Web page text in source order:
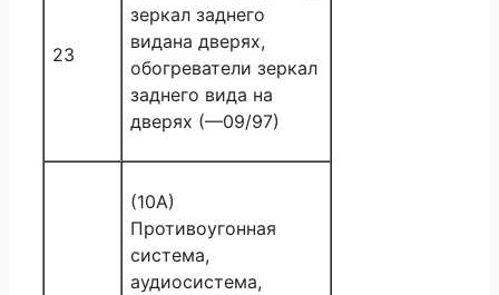
23
зеркал заднего
видана дверях,
обогреватели зеркал
заднего вида на
дверях (—09/97)
(10A)
Противоугонная
система,
аудиосистема,